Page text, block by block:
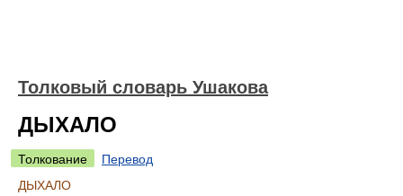
Толковый словарь Ушакова
ДЫХАЛО
Толкование
Перевод
ДЫХАЛО